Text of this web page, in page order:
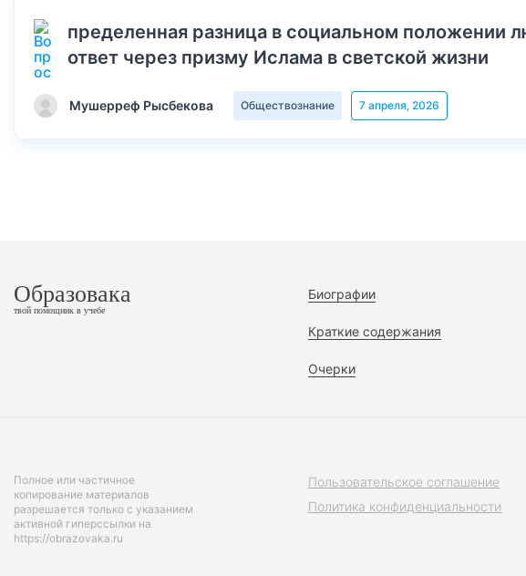
пределенная разница в социальном положении
ответ через призму Ислама в светской жизни
Мушерреф Рысбекова Обществознание 7 апреля, 2026
Образовака
твой помощник в учебе
Биографии
Краткие содержания
Очерки
Полное или частичное
копирование материалов
разрешается только с указанием
активной гиперссылки на
https://obrazovaka.ru
Пользовательское соглашение
Политика конфиденциальности